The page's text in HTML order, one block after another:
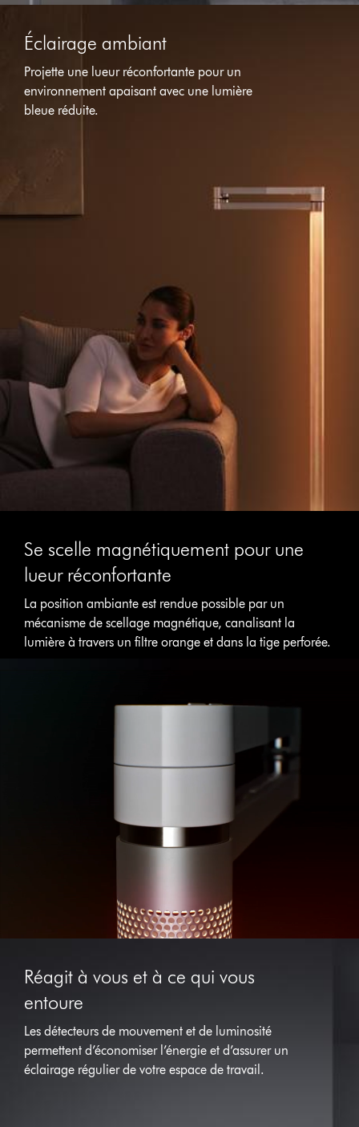
Éclairage ambiant
Projette une lueur réconfortante pour un
environnement apaisant avec une lumière
bleue réduite.
Se scelle magnétiquement pour une
lueur réconfortante
La position ambiante est rendue possible par un
mécanisme de scellage magnétique, canalisant la
lumière à travers un filtre orange et dans la tige perforée.
Réagit à vous et à ce qui vous
entoure
Les détecteurs de mouvement et de luminosité
permettent d’économiser l’énergie et d’assurer un
éclairage régulier de votre espace de travail.